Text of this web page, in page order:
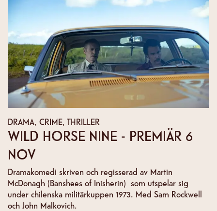
DRAMA, CRIME, THRILLER
WILD HORSE NINE - PREMIÄR 6
NOV
Dramakomedi skriven och regisserad av Martin
McDonagh (Banshees of Inisherin) som utspelar sig
under chilenska militärkuppen 1973. Med Sam Rockwell
och John Malkovich.